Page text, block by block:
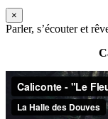
×
Parler, s’écouter et